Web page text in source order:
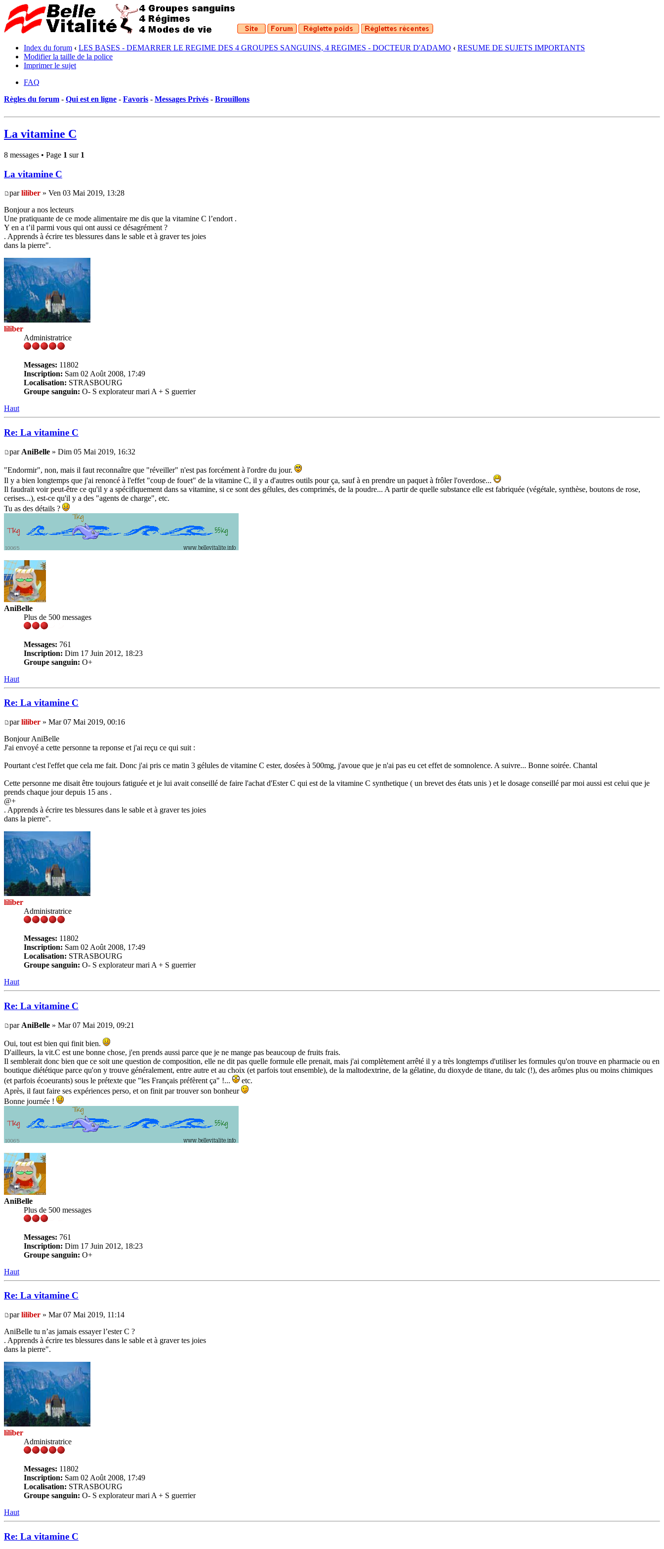
Index du forum ‹ LES BASES - DEMARRER LE REGIME DES 4 GROUPES SANGUINS, 4 REGIMES - DOCTEUR D'ADAMO ‹ RESUME DE SUJETS IMPORTANTS
Modifier la taille de la police
Imprimer le sujet
FAQ
Règles du forum - Qui est en ligne - Favoris - Messages Privés - Brouillons
La vitamine C
8 messages • Page 1 sur 1
La vitamine C
parliliber » Ven 03 Mai 2019, 13:28
Bonjour a nos lecteurs
Une pratiquante de ce mode alimentaire me dis que la vitamine C l’endort .
Y en a t’il parmi vous qui ont aussi ce désagrément ?
. Apprends à écrire tes blessures dans le sable et à graver tes joies
dans la pierre".
liliber
Administratrice
Messages: 11802
Inscription: Sam 02 Août 2008, 17:49
Localisation: STRASBOURG
Groupe sanguin: O- S explorateur mari A + S guerrier
Haut
Re: La vitamine C
par AniBelle » Dim 05 Mai 2019, 16:32
"Endormir", non, mais il faut reconnaître que "réveiller" n'est pas forcément à l'ordre du jour.
Il y a bien longtemps que j'ai renoncé à l'effet "coup de fouet" de la vitamine C, il y a d'autres outils pour ça, sauf à en prendre un paquet à frôler l'overdose...
Il faudrait voir peut-être ce qu'il y a spécifiquement dans sa vitamine, si ce sont des gélules, des comprimés, de la poudre... A partir de quelle substance elle est fabriquée (végétale, synthèse, boutons de rose,
cerises...), est-ce qu'il y a des "agents de charge", etc.
Tu as des détails ?
AniBelle
Plus de 500 messages
Messages: 761
Inscription: Dim 17 Juin 2012, 18:23
Groupe sanguin: O+
Haut
Re: La vitamine C
parliliber » Mar 07 Mai 2019, 00:16
Bonjour AniBelle
J'ai envoyé a cette personne ta reponse et j'ai reçu ce qui suit :
Pourtant c'est l'effet que cela me fait. Donc j'ai pris ce matin 3 gélules de vitamine C ester, dosées à 500mg, j'avoue que je n'ai pas eu cet effet de somnolence. A suivre... Bonne soirée. Chantal
Cette personne me disait être toujours fatiguée et je lui avait conseillé de faire l'achat d'Ester C qui est de la vitamine C synthetique ( un brevet des états unis ) et le dosage conseillé par moi aussi est celui que je
prends chaque jour depuis 15 ans .
@+
. Apprends à écrire tes blessures dans le sable et à graver tes joies
dans la pierre".
liliber
Administratrice
Messages: 11802
Inscription: Sam 02 Août 2008, 17:49
Localisation: STRASBOURG
Groupe sanguin: O- S explorateur mari A + S guerrier
Haut
Re: La vitamine C
par AniBelle » Mar 07 Mai 2019, 09:21
Oui, tout est bien qui finit bien.
D'ailleurs, la vit.C est une bonne chose, j'en prends aussi parce que je ne mange pas beaucoup de fruits frais.
Il semblerait donc bien que ce soit une question de composition, elle ne dit pas quelle formule elle prenait, mais j'ai complètement arrêté il y a très longtemps d'utiliser les formules qu'on trouve en pharmacie ou en
boutique diététique parce qu'on y trouve généralement, entre autre et au choix (et parfois tout ensemble), de la maltodextrine, de la gélatine, du dioxyde de titane, du talc (!), des arômes plus ou moins chimiques
(et parfois écoeurants) sous le prétexte que "les Français préfèrent ça" !...
etc.
Après, il faut faire ses expériences perso, et on finit par trouver son bonheur
Bonne journée !
AniBelle
Plus de 500 messages
Messages: 761
Inscription: Dim 17 Juin 2012, 18:23
Groupe sanguin: O+
Haut
Re: La vitamine C
parliliber » Mar 07 Mai 2019, 11:14
AniBelle tu n’as jamais essayer l’ester C ?
. Apprends à écrire tes blessures dans le sable et à graver tes joies
dans la pierre".
liliber
Administratrice
Messages: 11802
Inscription: Sam 02 Août 2008, 17:49
Localisation: STRASBOURG
Groupe sanguin: O- S explorateur mari A + S guerrier
Haut
Re: La vitamine C